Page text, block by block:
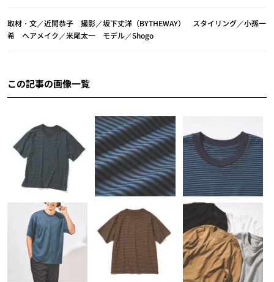
取材・文／近間恭子 撮影／坂下丈洋（BYTHEWAY） スタイリング／小孫一
希 ヘアメイク／米尾太一 モデル／Shogo
この記事の画像一覧